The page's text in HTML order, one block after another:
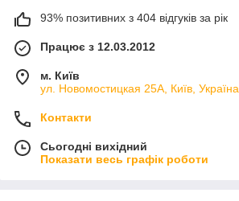
93% позитивних з 404 відгуків за рік
Працює з 12.03.2012
м. Київ
ул. Новомостицкая 25А, Київ, Україна
Контакти
Сьогодні вихідний
Показати весь графік роботи